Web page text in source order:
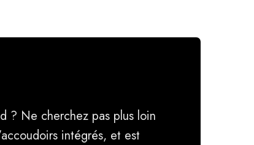
? Ne cherchez pas plus loin
intégrés, et est